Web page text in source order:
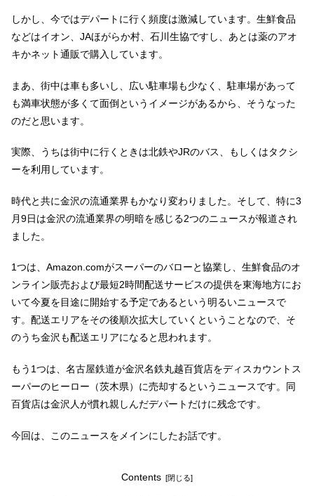
しかし、今ではデパートに行く頻度は激減しています。生鮮食品
などはイオン、JAほがらか村、石川生協ですし、あとは薬のアオ
キかネット通販で購入しています。
まあ、街中は車も多いし、広い駐車場も少なく、駐車場があって
も満車状態が多くて面倒というイメージがあるから、そうなった
のだと思います。
実際、うちは街中に行くときは北鉄やJRのバス、もしくはタクシ
ーを利用しています。
時代と共に金沢の流通業界もかなり変わりました。そして、特に3
月9日は金沢の流通業界の明暗を感じる2つのニュースが報道され
ました。
1つは、Amazon.comがスーパーのバローと協業し、生鮮食品のオ
ンライン販売および最短2時間配送サービスの提供を東海地方にお
いて今夏を目途に開始する予定であるという明るいニュースで
す。配送エリアをその後順次拡大していくということなので、そ
のうち金沢も配送エリアになると思われます。
もう1つは、名古屋鉄道が金沢名鉄丸越百貨店をディスカウントス
ーパーのヒーロー（茨木県）に売却するというニュースです。同
百貨店は金沢人が慣れ親しんだデパートだけに残念です。
今回は、このニュースをメインにしたお話です。
Contents